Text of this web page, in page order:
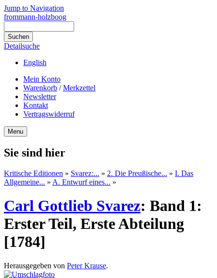
Jump to Navigation
frommann-holzboog
Detailsuche
English
Mein Konto
Warenkorb /Merkzettel
Newsletter
Kontakt
Vertragswiderruf
Menu
Sie sind hier
Kritische Editionen » Svarez:... » 2. Die Preußische... » I. Das
Allgemeine... » A. Entwurf eines... »
Carl Gottlieb Svarez: Band 1:
Erster Teil, Erste Abteilung
[1784]
Herausgegeben von Peter Krause.